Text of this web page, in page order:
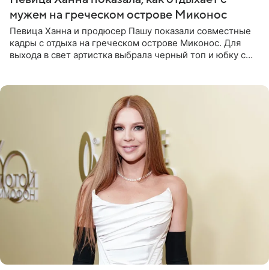
мужем на греческом острове Миконос
Певица Ханна и продюсер Пашу показали совместные
кадры с отдыха на греческом острове Миконос. Для
выхода в свет артистка выбрала черный топ и юбку с